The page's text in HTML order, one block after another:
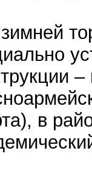
в